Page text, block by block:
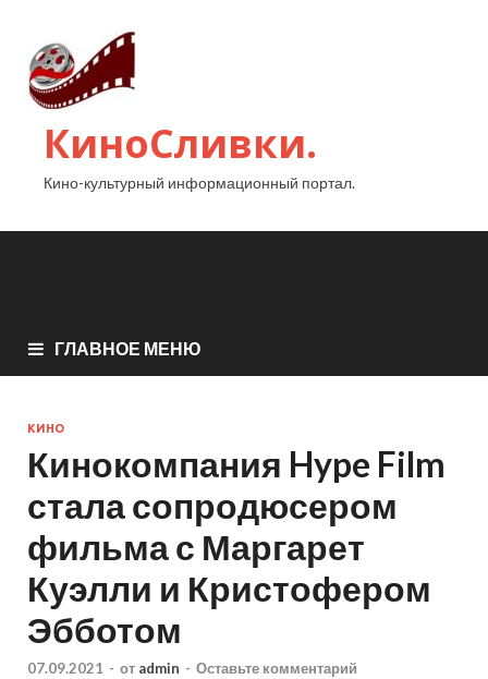
КиноСливки.
Кино-культурный информационный портал.
ГЛАВНОЕ МЕНЮ
КИНО
Кинокомпания Hype Film
стала сопродюсером
фильма с Маргарет
Куэлли и Кристофером
Эбботом
07.09.2021 - от admin - Оставьте комментарий